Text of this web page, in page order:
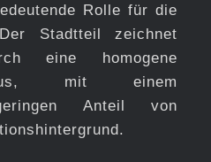
Rolle für die
Stadtteil zeichnet
eine homogene
mit einem
Anteil von